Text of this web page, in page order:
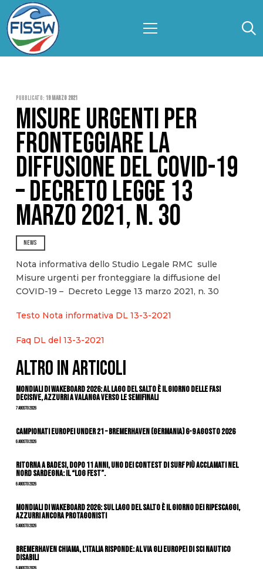
Pubblicato: 19 Marzo 2021
MISURE URGENTI PER
FRONTEGGIARE LA
DIFFUSIONE DEL COVID-19
– DECRETO LEGGE 13
MARZO 2021, N. 30
NEWS
Nota informativa dello Studio Legale RMC sulle
Misure urgenti per fronteggiare la diffusione del
COVID-19 – Decreto Legge 13 marzo 2021, n. 30
Testo Nota informativa DL 13-3-2021
Faq DL del 13-3-2021
ALTRO IN ARTICOLI
Mondiali di Wakeboard 2026: al Lago del Salto è il giorno delle fasi
decisive, azzurri a valanga verso le semifinali
7 Agosto 2026
Campionati Europei Under 21 – Bremerhaven (Germania) 6-9 agosto 2026
6 Agosto 2026
Ritorna a Badesi, dopo 11 anni, uno dei contest di surf più acclamati nel
nord Sardegna: il “Log Fest”.
6 Agosto 2026
Mondiali di Wakeboard 2026: sul Lago del Salto è il giorno dei ripescaggi,
azzurri ancora protagonisti
5 Agosto 2026
Bremerhaven chiama, l’Italia risponde: al via gli Europei di Sci Nautico
Disabili